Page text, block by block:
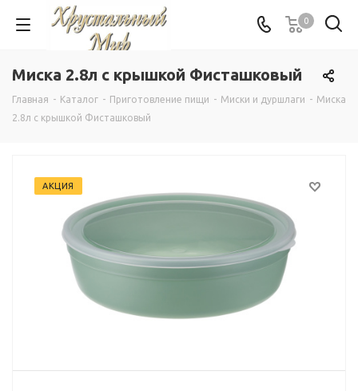
0
Миска 2.8л с крышкой Фисташковый
Главная - Каталог - Приготовление пищи - Миски и дуршлаги - Миска
2.8л с крышкой Фисташковый
АКЦИЯ